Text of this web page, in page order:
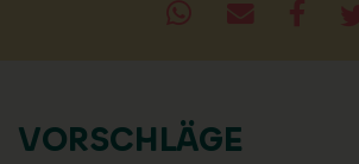
VORSCHLÄGE